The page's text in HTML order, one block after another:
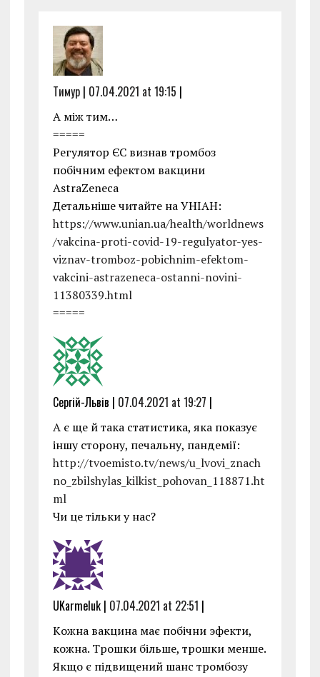
Тимур| 07.04.2021 at 19:15 |
А між тим…
=====
Регулятор ЄС визнав тромбоз
побічним ефектом вакцини
AstraZeneca
Детальніше читайте на УНІАН:
https://www.unian.ua/health/worldnews
/vakcina-proti-covid-19-regulyator-yes-
viznav-tromboz-pobichnim-efektom-
vakcini-astrazeneca-ostanni-novini-
11380339.html
=====
Сергій-Львів | 07.04.2021 at 19:27 |
А є ще й така статистика, яка показує
іншу сторону, печальну, пандемії:
http://tvoemisto.tv/news/u_lvovi_znach
no_zbilshylas_kilkist_pohovan_118871.ht
ml
Чи це тільки у нас?
UKarmeluk | 07.04.2021 at 22:51 |
Kожна вакцина має побічни эфекти,
кожна. Трошки більше, трошки менше.
Якщо є підвищений шанс тромбозу